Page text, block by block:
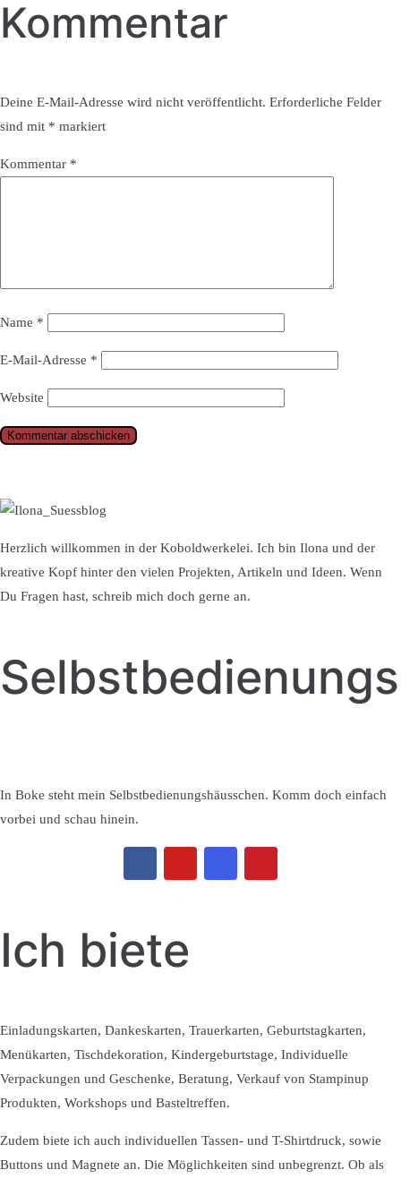
Kommentar
Deine E-Mail-Adresse wird nicht veröffentlicht. Erforderliche Felder
sind mit * markiert
Kommentar *
Name *
E-Mail-Adresse *
Website
Herzlich willkommen in der Koboldwerkelei. Ich bin Ilona und der
kreative Kopf hinter den vielen Projekten, Artikeln und Ideen. Wenn
Du Fragen hast, schreib mich doch gerne an.
In Boke steht mein Selbstbedienungshäusschen. Komm doch einfach
vorbei und schau hinein.
Ich biete
Einladungskarten, Dankeskarten, Trauerkarten, Geburtstagkarten,
Menükarten, Tischdekoration, Kindergeburtstage, Individuelle
Verpackungen und Geschenke, Beratung, Verkauf von Stampinup
Produkten, Workshops und Basteltreffen.
Zudem biete ich auch individuellen Tassen- und T-Shirtdruck, sowie
Buttons und Magnete an. Die Möglichkeiten sind unbegrenzt. Ob als